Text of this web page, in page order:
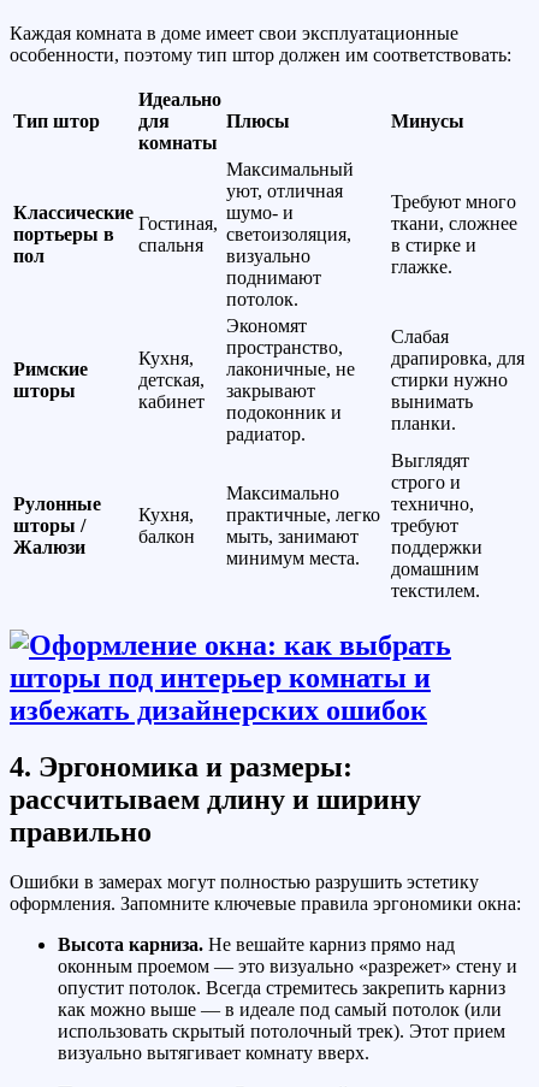
Каждая комната в доме имеет свои эксплуатационные
особенности, поэтому тип штор должен им соответствовать:
Тип штор
Идеально
для
комнаты
Плюсы Минусы
Классические
портьеры в
пол
Гостиная,
спальня
Максимальный
уют, отличная
шумо- и
светоизоляция,
визуально
поднимают
потолок.
Требуют много
ткани, сложнее
в стирке и
глажке.
Римские
шторы
Кухня,
детская,
кабинет
Экономят
пространство,
лаконичные, не
закрывают
подоконник и
радиатор.
Слабая
драпировка, для
стирки нужно
вынимать
планки.
Рулонные
шторы /
Жалюзи
Кухня,
балкон
Максимально
практичные, легко
мыть, занимают
минимум места.
Выглядят
строго и
технично,
требуют
поддержки
домашним
текстилем.
4. Эргономика и размеры:
рассчитываем длину и ширину
правильно
Ошибки в замерах могут полностью разрушить эстетику
оформления. Запомните ключевые правила эргономики окна:
Высота карниза. Не вешайте карниз прямо над
оконным проемом — это визуально «разрежет» стену и
опустит потолок. Всегда стремитесь закрепить карниз
как можно выше — в идеале под самый потолок (или
использовать скрытый потолочный трек). Этот прием
визуально вытягивает комнату вверх.